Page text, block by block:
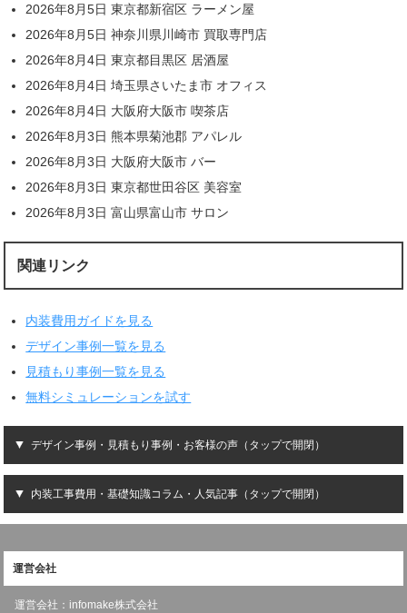
2026年8月5日 東京都新宿区 ラーメン屋
2026年8月5日 神奈川県川崎市 買取専門店
2026年8月4日 東京都目黒区 居酒屋
2026年8月4日 埼玉県さいたま市 オフィス
2026年8月4日 大阪府大阪市 喫茶店
2026年8月3日 熊本県菊池郡 アパレル
2026年8月3日 大阪府大阪市 バー
2026年8月3日 東京都世田谷区 美容室
2026年8月3日 富山県富山市 サロン
関連リンク
内装費用ガイドを見る
デザイン事例一覧を見る
見積もり事例一覧を見る
無料シミュレーションを試す
デザイン事例・見積もり事例・お客様の声（タップで開閉）
内装工事費用・基礎知識コラム・人気記事（タップで開閉）
運営会社
運営会社：infomake株式会社